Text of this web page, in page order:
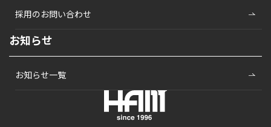
採用のお問い合わせ
お知らせ
お知らせ一覧